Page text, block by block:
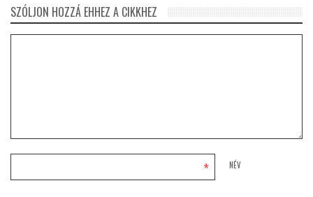
SZÓLJON HOZZÁ EHHEZ A CIKKHEZ
NÉV
*